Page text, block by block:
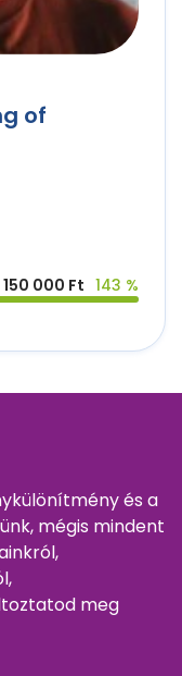
of
150 000 Ft 143 %
és a
mégis mindent
meg